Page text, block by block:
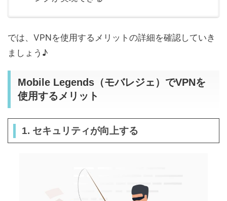
では、VPNを使用するメリットの詳細を確認していき
ましょう♪
Mobile Legends（モバレジェ）でVPNを
使用するメリット
1. セキュリティが向上する